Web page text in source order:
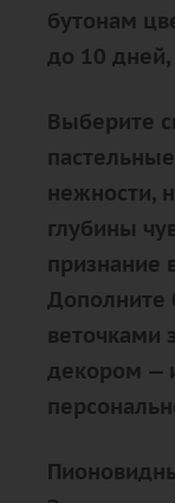
бутонам
до 10
Выберите
нежности,
глубины
признание
Дополните
веточками
декором —